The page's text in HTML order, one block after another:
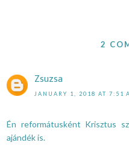
2
Zsuzsa
JANUARY 1, 2018 AT 7:51
Én reformátusként Krisztus
ajándék is.